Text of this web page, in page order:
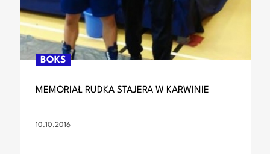
BOKS
MEMORIAŁ RUDKA STAJERA W KARWINIE
10.10.2016